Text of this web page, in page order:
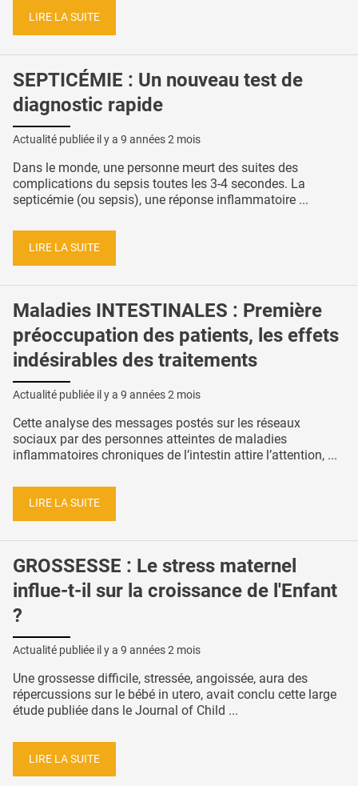
LIRE LA SUITE
SEPTICÉMIE : Un nouveau test de
diagnostic rapide
Actualité publiée il y a 9 années 2 mois
Dans le monde, une personne meurt des suites des
complications du sepsis toutes les 3-4 secondes. La
septicémie (ou sepsis), une réponse inflammatoire ...
LIRE LA SUITE
Maladies INTESTINALES : Première
préoccupation des patients, les effets
indésirables des traitements
Actualité publiée il y a 9 années 2 mois
Cette analyse des messages postés sur les réseaux
sociaux par des personnes atteintes de maladies
inflammatoires chroniques de l’intestin attire l’attention, ...
LIRE LA SUITE
GROSSESSE : Le stress maternel
influe-t-il sur la croissance de l'Enfant
?
Actualité publiée il y a 9 années 2 mois
Une grossesse difficile, stressée, angoissée, aura des
répercussions sur le bébé in utero, avait conclu cette large
étude publiée dans le Journal of Child ...
LIRE LA SUITE